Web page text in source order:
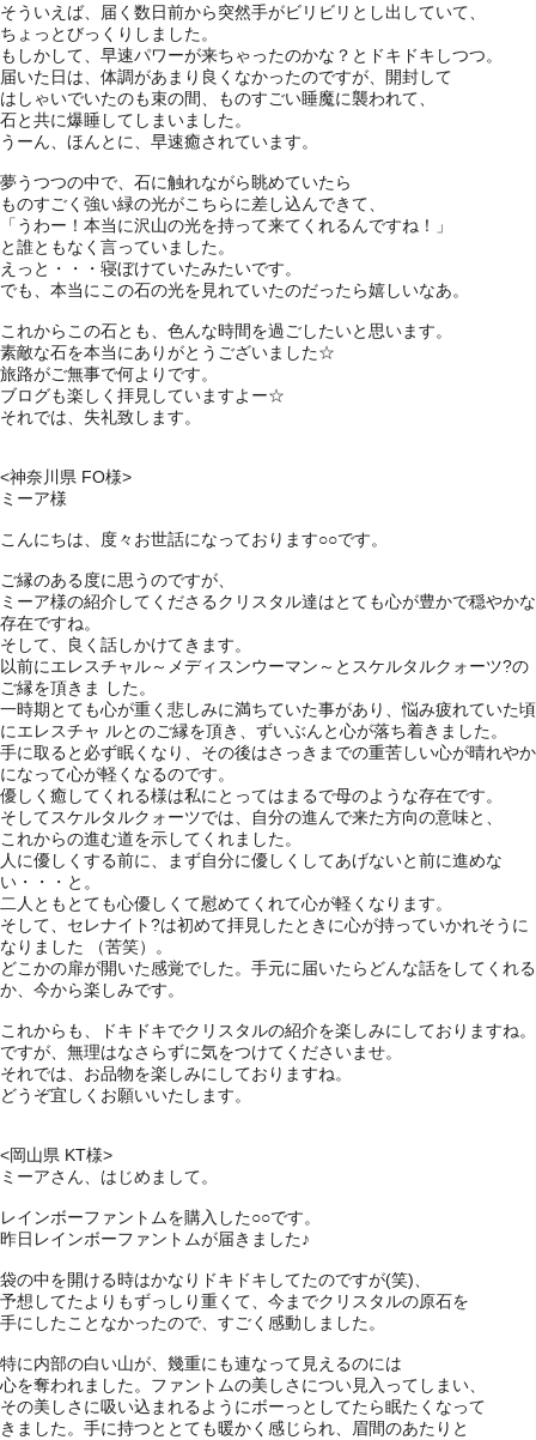
そういえば、届く数日前から突然手がビリビリとし出していて、
ちょっとびっくりしました。
もしかして、早速パワーが来ちゃったのかな？とドキドキしつつ。
届いた日は、体調があまり良くなかったのですが、開封して
はしゃいでいたのも束の間、ものすごい睡魔に襲われて、
石と共に爆睡してしまいました。
うーん、ほんとに、早速癒されています。
夢うつつの中で、石に触れながら眺めていたら
ものすごく強い緑の光がこちらに差し込んできて、
「うわー！本当に沢山の光を持って来てくれるんですね！」
と誰ともなく言っていました。
えっと・・・寝ぼけていたみたいです。
でも、本当にこの石の光を見れていたのだったら嬉しいなあ。
これからこの石とも、色んな時間を過ごしたいと思います。
素敵な石を本当にありがとうございました☆
旅路がご無事で何よりです。
ブログも楽しく拝見していますよー☆
それでは、失礼致します。
<神奈川県 FO様>
ミーア様
こんにちは、度々お世話になっております○○です。
ご縁のある度に思うのですが、
ミーア様の紹介してくださるクリスタル達はとても心が豊かで穏やかな
存在ですね。
そして、良く話しかけてきます。
以前にエレスチャル～メディスンウーマン～とスケルタルクォーツ?の
ご縁を頂きま した。
一時期とても心が重く悲しみに満ちていた事があり、悩み疲れていた頃
にエレスチャ ルとのご縁を頂き、ずいぶんと心が落ち着きました。
手に取ると必ず眠くなり、その後はさっきまでの重苦しい心が晴れやか
になって心が軽くなるのです。
優しく癒してくれる様は私にとってはまるで母のような存在です。
そしてスケルタルクォーツでは、自分の進んで来た方向の意味と、
これからの進む道を示してくれました。
人に優しくする前に、まず自分に優しくしてあげないと前に進めな
い・・・と。
二人ともとても心優しくて慰めてくれて心が軽くなります。
そして、セレナイト?は初めて拝見したときに心が持っていかれそうに
なりました （苦笑）。
どこかの扉が開いた感覚でした。手元に届いたらどんな話をしてくれる
か、今から楽しみです。
これからも、ドキドキでクリスタルの紹介を楽しみにしておりますね。
ですが、無理はなさらずに気をつけてくださいませ。
それでは、お品物を楽しみにしておりますね。
どうぞ宜しくお願いいたします。
<岡山県 KT様>
ミーアさん、はじめまして。
レインボーファントムを購入した○○です。
昨日レインボーファントムが届きました♪
袋の中を開ける時はかなりドキドキしてたのですが(笑)、
予想してたよりもずっしり重くて、今までクリスタルの原石を
手にしたことなかったので、すごく感動しました。
特に内部の白い山が、幾重にも連なって見えるのには
心を奪われました。ファントムの美しさについ見入ってしまい、
その美しさに吸い込まれるようにボーっとしてたら眠たくなって
きました。手に持つととても暖かく感じられ、眉間のあたりと